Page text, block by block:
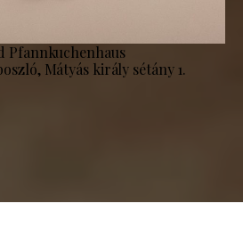
Pfannkuchenhaus
Mátyás király sétány 1.